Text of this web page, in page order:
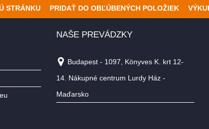
STRÁNKU PRIDAŤ DO OBĽÚBENÝCH POLOŽIEK
NAŠE PREVÁDZKY
Budapest - 1097, Könyves K. krt 12-
14. Nákupné centrum Lurdy Ház -
Maďarsko